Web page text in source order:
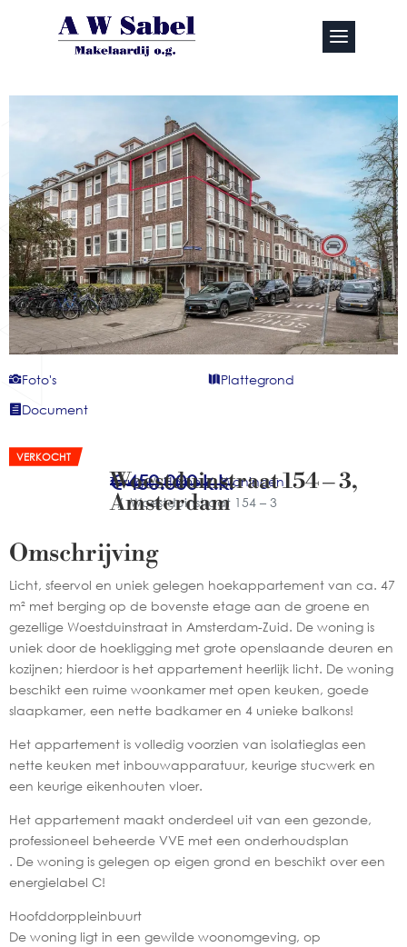
Terug Home
Woningen
Woestduinstraat 154 – 3
Woestduinstraat 154 – 3,
Amsterdam
€ 450.000k.k.
VERKOCHT
Foto's
Plattegrond
Document
Omschrijving
Woning
verkocht:
Woestduinstraat
154
–
3
in
Amsterdam
Licht, sfeervol en uniek gelegen hoekappartement van ca. 47
m² met berging op de bovenste etage aan de groene en
gezellige Woestduinstraat in Amsterdam-Zuid. De woning is
uniek door de hoekligging met grote openslaande deuren en
kozijnen; hierdoor is het appartement heerlijk licht. De woning
beschikt een ruime woonkamer met open keuken, goede
slaapkamer, een nette badkamer en 4 unieke balkons!
Het appartement is volledig voorzien van isolatieglas een
nette keuken met inbouwapparatuur, keurige stucwerk en
een keurige eikenhouten vloer.
Het appartement maakt onderdeel uit van een gezonde,
professioneel beheerde VVE met een onderhoudsplan
. De woning is gelegen op eigen grond en beschikt over een
energielabel C!
Hoofddorppleinbuurt
De woning ligt in een gewilde woonomgeving, op